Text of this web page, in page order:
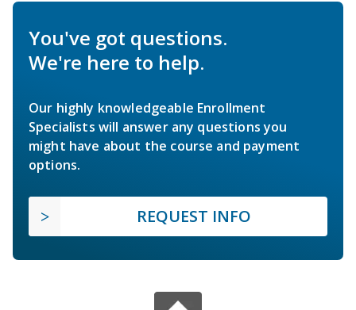
You've got questions.
We're here to help.
Our highly knowledgeable Enrollment
Specialists will answer any questions you
might have about the course and payment
options.
REQUEST INFO